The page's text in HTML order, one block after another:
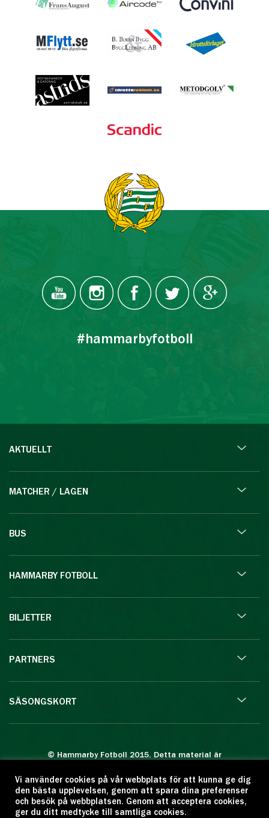
#hammarbyfotboll
AKTUELLT
MATCHER / LAGEN
BUS
HAMMARBY FOTBOLL
BILJETTER
PARTNERS
SÄSONGSKORT
© Hammarby Fotboll 2015. Detta material är
Eftertryck eller annan kopiering är förbjuden.
Citera oss gärna men ange källan:
www.hammarbyfotboll.se. Ansvarig utgivare:
Vi använder cookies på vår webbplats för att kunna ge dig
den bästa upplevelsen, genom att spara dina preferenser
och besök på webbplatsen. Genom att acceptera cookies,
ger du ditt medtycke till samtliga cookies.